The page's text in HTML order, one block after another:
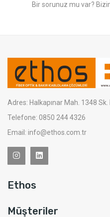
Bir sorunuz mu var?
Adres: Halkapınar Mah. 1348
Telefone: 0850 244 4326
Email: info@ethos.com.tr
Ethos
Müşteriler